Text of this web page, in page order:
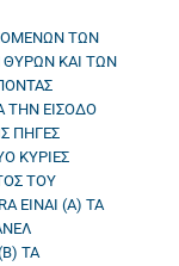
ΤΩΝ
ΚΑΙ ΤΩΝ
ΤΗΝ ΕΙΣΟΔΟ
ΠΗΓΕΣ
ΚΥΡΙΕΣ
ΤΟΥ
ΕΙΝΑΙ (Α) ΤΑ
ΤΑ